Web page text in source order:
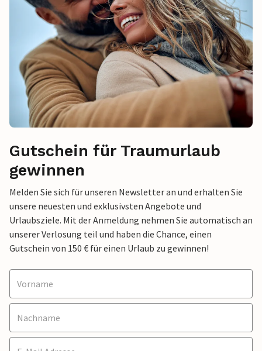
Gutschein für Traumurlaub
gewinnen
Melden Sie sich für unseren Newsletter an und erhalten Sie
unsere neuesten und exklusivsten Angebote und
Urlaubsziele. Mit der Anmeldung nehmen Sie automatisch an
unserer Verlosung teil und haben die Chance, einen
Gutschein von 150 € für einen Urlaub zu gewinnen!